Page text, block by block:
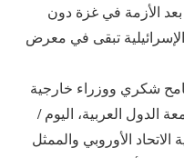
بعد الأزمة في غزة دون
تبقى في معرض
شكري ووزراء خارجية
الدول العربية، اليوم /
الأوروبي والممثل